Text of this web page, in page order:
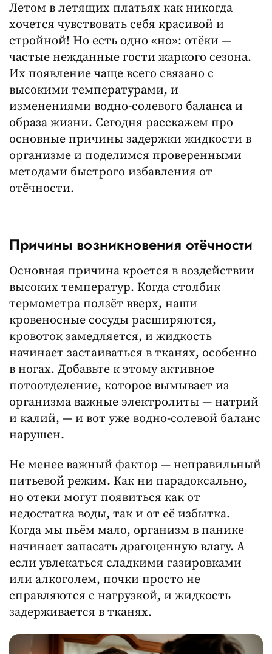
Летом в летящих платьях как никогда
хочется чувствовать себя красивой и
стройной! Но есть одно «но»: отёки —
частые нежданные гости жаркого сезона.
Их появление чаще всего связано с
высокими температурами, и
изменениями водно-солевого баланса и
образа жизни. Сегодня расскажем про
основные причины задержки жидкости в
организме и поделимся проверенными
методами быстрого избавления от
отёчности.
Причины возникновения отёчности
Основная причина кроется в воздействии
высоких температур. Когда столбик
термометра ползёт вверх, наши
кровеносные сосуды расширяются,
кровоток замедляется, и жидкость
начинает застаиваться в тканях, особенно
в ногах. Добавьте к этому активное
потоотделение, которое вымывает из
организма важные электролиты — натрий
и калий, — и вот уже водно-солевой баланс
нарушен.
Не менее важный фактор — неправильный
питьевой режим. Как ни парадоксально,
но отеки могут появиться как от
недостатка воды, так и от её избытка.
Когда мы пьём мало, организм в панике
начинает запасать драгоценную влагу. А
если увлекаться сладкими газировками
или алкоголем, почки просто не
справляются с нагрузкой, и жидкость
задерживается в тканях.